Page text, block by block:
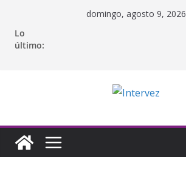
contenido
domingo, agosto 9, 2026
Lo
último: